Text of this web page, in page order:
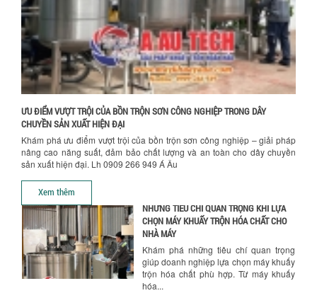
Hướng dẫn thanh toán mua hàng
ƯU ĐIỂM VƯỢT TRỘI CỦA BỒN TRỘN SƠN CÔNG NGHIỆP TRONG DÂY
CHUYỀN SẢN XUẤT HIỆN ĐẠI
Khám phá ưu điểm vượt trội của bồn trộn sơn công nghiệp – giải pháp
nâng cao năng suất, đảm bảo chất lượng và an toàn cho dây chuyền
sản xuất hiện đại. Lh 0909 266 949 Á Âu
Xem thêm
ƯU ĐÃI ĐẶC BIỆT: GIÁ MÁY KHUẤY SƠN
CÔNG NGHIỆP GIẢM SỐC
Ưu đãi đặc biệt: Giá máy khuấy sơn
công nghiệp giảm sốc lên đến 20%.
Tiết kiệm chi phí, nhận ngay máy
khuấy...
TỐI ƯU CHI PHÍ SẢN XUẤT VỚI MÁY TRỘN
Khám phá cách máy trộn sơn công
nghiệp giúp doanh nghiệp tiết kiệm
nguyên liệu, nhân công và chi phí vận
NHỮNG TIÊU CHÍ QUAN TRỌNG KHI LỰA
CHỌN MÁY KHUẤY TRỘN HÓA CHẤT CHO
NHÀ MÁY
Khám phá những tiêu chí quan trọng
giúp doanh nghiệp lựa chọn máy khuấy
trộn hóa chất phù hợp. Từ máy khuấy
hóa...